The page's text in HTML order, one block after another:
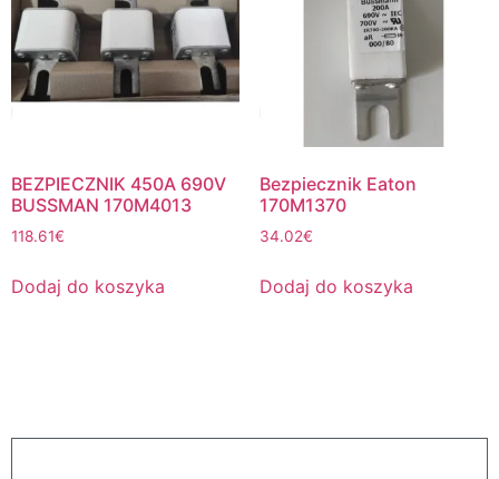
BEZPIECZNIK 450A 690V
BUSSMAN 170M4013
118.61€
Dodaj do koszyka
Bezpiecznik Eaton
170M1370
34.02€
Dodaj do koszyka